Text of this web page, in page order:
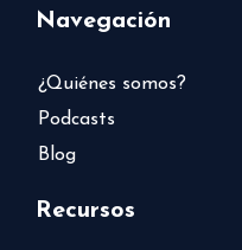
Navegación
¿Quiénes somos?
Podcasts
Blog
Recursos